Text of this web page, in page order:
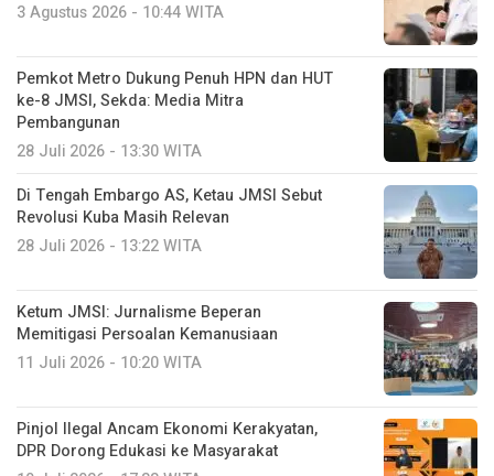
3 Agustus 2026 - 10:44 WITA
Pemkot Metro Dukung Penuh HPN dan HUT
ke-8 JMSI, Sekda: Media Mitra
Pembangunan
28 Juli 2026 - 13:30 WITA
Di Tengah Embargo AS, Ketau JMSI Sebut
Revolusi Kuba Masih Relevan
28 Juli 2026 - 13:22 WITA
Ketum JMSI: Jurnalisme Beperan
Memitigasi Persoalan Kemanusiaan
11 Juli 2026 - 10:20 WITA
Pinjol Ilegal Ancam Ekonomi Kerakyatan,
DPR Dorong Edukasi ke Masyarakat